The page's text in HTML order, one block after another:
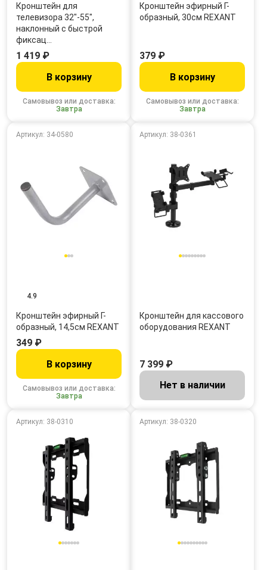
Кронштейн для
телевизора 32"-55",
наклонный с быстрой
фиксац…
Самовывоз или доставка:
Завтра
1 419 ₽
В корзину
Кронштейн эфирный Г-
образный, 30см REXANT
Самовывоз или доставка:
Завтра
379 ₽
В корзину
Артикул: 34-0580
4.9
Кронштейн эфирный Г-
образный, 14,5см REXANT
Самовывоз или доставка:
Завтра
349 ₽
В корзину
Артикул: 38-0361
Кронштейн для кассового
оборудования REXANT
7 399 ₽
Нет в наличии
Артикул: 38-0310 Артикул: 38-0320